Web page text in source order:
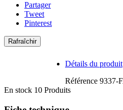
Partager
Tweet
Pinterest
Détails du produit
Référence 9337-
En stock 10 Produits